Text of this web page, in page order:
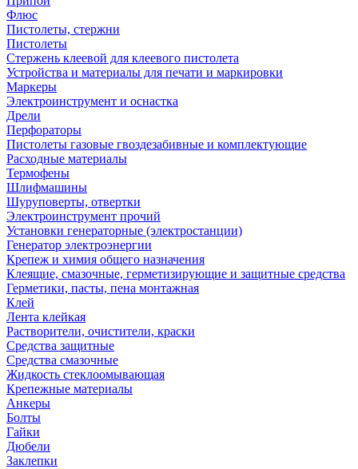
Флюс
Пистолеты, стержни
Пистолеты
Стержень клеевой для клеевого пистолета
Устройства и материалы для печати и маркировки
Маркеры
Электроинструмент и оснастка
Дрели
Перфораторы
Пистолеты газовые гвоздезабивные и комплектующие
Расходные материалы
Термофены
Шлифмашины
Шуруповерты, отвертки
Электроинструмент прочий
Установки генераторные (электростанции)
Генератор электроэнергии
Крепеж и химия общего назначения
Клеящие, смазочные, герметизирующие и защитные средства
Герметики, пасты, пена монтажная
Клей
Лента клейкая
Растворители, очистители, краски
Средства защитные
Средства смазочные
Жидкость стеклоомывающая
Крепежные материалы
Анкеры
Болты
Гайки
Дюбели
Заклепки